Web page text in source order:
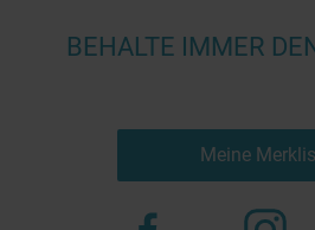
BEHALTE IMMER
Meine